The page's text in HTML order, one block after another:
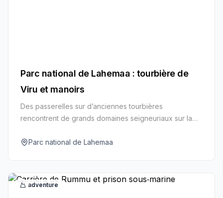
Parc national de Lahemaa : tourbière de
Viru et manoirs
Des passerelles sur d’anciennes tourbières
rencontrent de grands domaines seigneuriaux sur la
Parc national de Lahemaa
adventure